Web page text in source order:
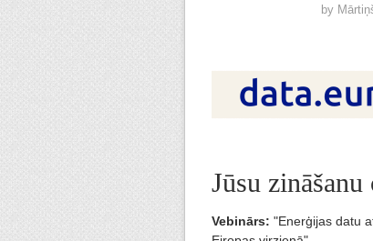
by
Jūsu
Vebinārs: "Enerģijas datu